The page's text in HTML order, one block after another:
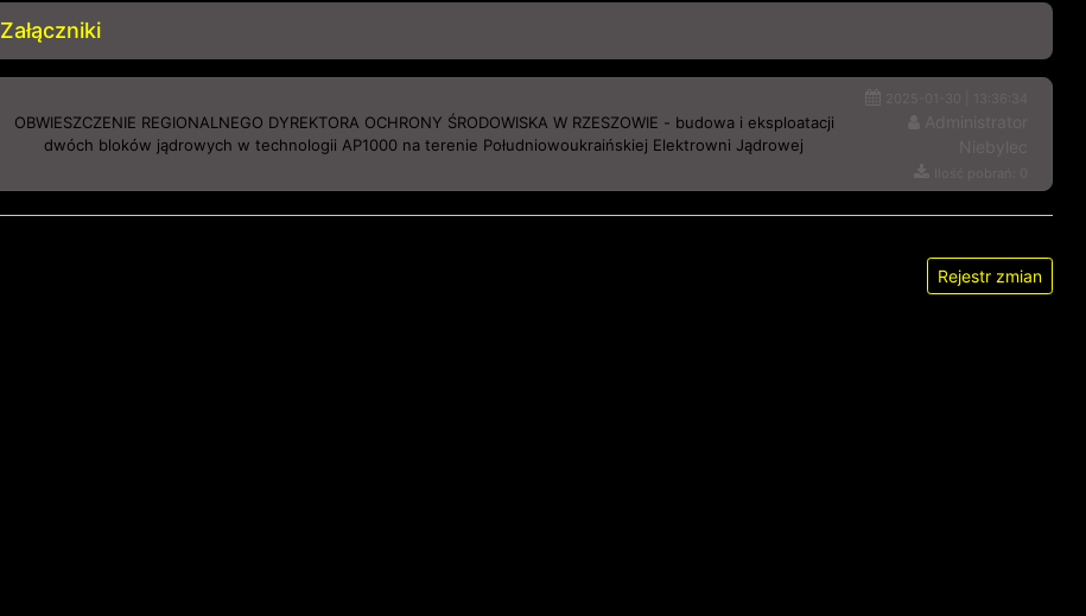
Załączniki
OBWIESZCZENIE REGIONALNEGO DYREKTORA OCHRONY ŚRODOWISKA W RZESZOWIE - budowa i eksploatacji
dwóch bloków jądrowych w technologii AP1000 na terenie Południowoukraińskiej Elektrowni Jądrowej
Rejestr zmian